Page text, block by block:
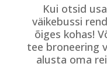
Kui otsid
väikebussi
õiges kohas!
tee broneering
alusta oma